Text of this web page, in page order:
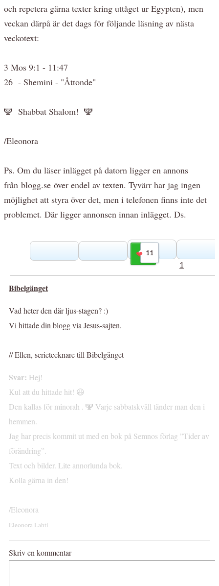
och repetera gärna texter kring uttåget ur Egypten), men
veckan därpå är det dags för följande läsning av nästa
veckotext:
3 Mos 9:1 - 11:47
26 - Shemini - "Åttonde"
🕎 Shabbat Shalom! 🕎
/Eleonora
Ps. Om du läser inlägget på datorn ligger en annons
från blogg.se över endel av texten. Tyvärr har jag ingen
möjlighet att styra över det, men i telefonen finns inte det
problemet. Där ligger annonsen innan inlägget. Ds.
11
Gilla
1
Bibelgänget
Vad heter den där ljus-stagen? :)
Vi hittade din blogg via Jesus-sajten.
// Ellen, serietecknare till Bibelgänget
Svar: Hej!
Kul att du hittade hit! 😃
Den kallas för minorah . 🕎 Varje sabbatskväll tänder man den i
hemmen.
Jag har precis kommit ut med en bok på Semnos förlag ”Tider av
förändring”.
Text och bilder. Lite annorlunda bok.
Kolla gärna in den!
/Eleonora
Eleonora Lahti
Skriv en kommentar